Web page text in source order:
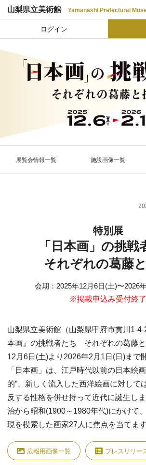
山梨県立美術館 Yamanashi Prefectural
ログイン
展覧会情報一覧 施設画像一覧
特別展
「日本画」の挑戦
それぞれの葛藤
会期 ： 2025年12月6日(土)〜2026
※掲載申込み受付終了
山梨県立美術館（山梨県甲府市貢川1-4-
本画』の挑戦者たち それぞれの葛藤
12月6日(土)より2026年2月1日(日)まで
「日本画」は、江戸時代以前の日本絵
的”、新しく流入した西洋絵画に対して
反する性格を併せ持って近代に誕生し
治から昭和(1900～1980年代)にかけて
現を模索した画家27人に焦点を当てます
広報用画像一覧 プレスリリー